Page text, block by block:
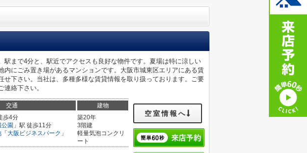
駅まで4分と、駅近でアクセスも良好な物件です。夏場は特に涼しい
内にごみ置き場があるマンションです。大阪市城東区エリアにある賃
せ下さい。当社は、多種多様な賃貸情報を取り扱っております。ご要
絡下さい。
交通 建物
歩4分
園 」駅 徒歩11分
「 大阪ビジネスパーク 」
築20年
3階建
軽量気泡コンクリ
ート
空室情報へ